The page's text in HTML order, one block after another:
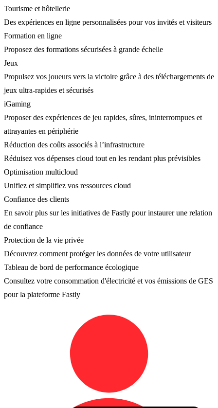
Tourisme et hôtellerie
Des expériences en ligne personnalisées pour vos invités et visiteurs
Formation en ligne
Proposez des formations sécurisées à grande échelle
Jeux
Propulsez vos joueurs vers la victoire grâce à des téléchargements de
jeux ultra-rapides et sécurisés
iGaming
Proposer des expériences de jeu rapides, sûres, ininterrompues et
attrayantes en périphérie
Réduction des coûts associés à l’infrastructure
Réduisez vos dépenses cloud tout en les rendant plus prévisibles
Optimisation multicloud
Unifiez et simplifiez vos ressources cloud
Confiance des clients
En savoir plus sur les initiatives de Fastly pour instaurer une relation
de confiance
Protection de la vie privée
Découvrez comment protéger les données de votre utilisateur
Tableau de bord de performance écologique
Consultez votre consommation d'électricité et vos émissions de GES
pour la plateforme Fastly